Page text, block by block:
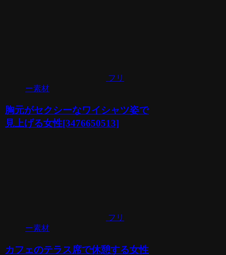
フリ
ー素材
胸元がセクシーなワイシャツ姿で
見上げる女性[3476650513]
フリ
ー素材
カフェのテラス席で休憩する女性